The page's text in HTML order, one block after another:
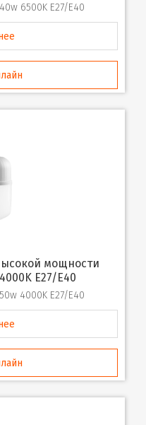
6500K E27/E40
E27/E40
4000K E27/E40